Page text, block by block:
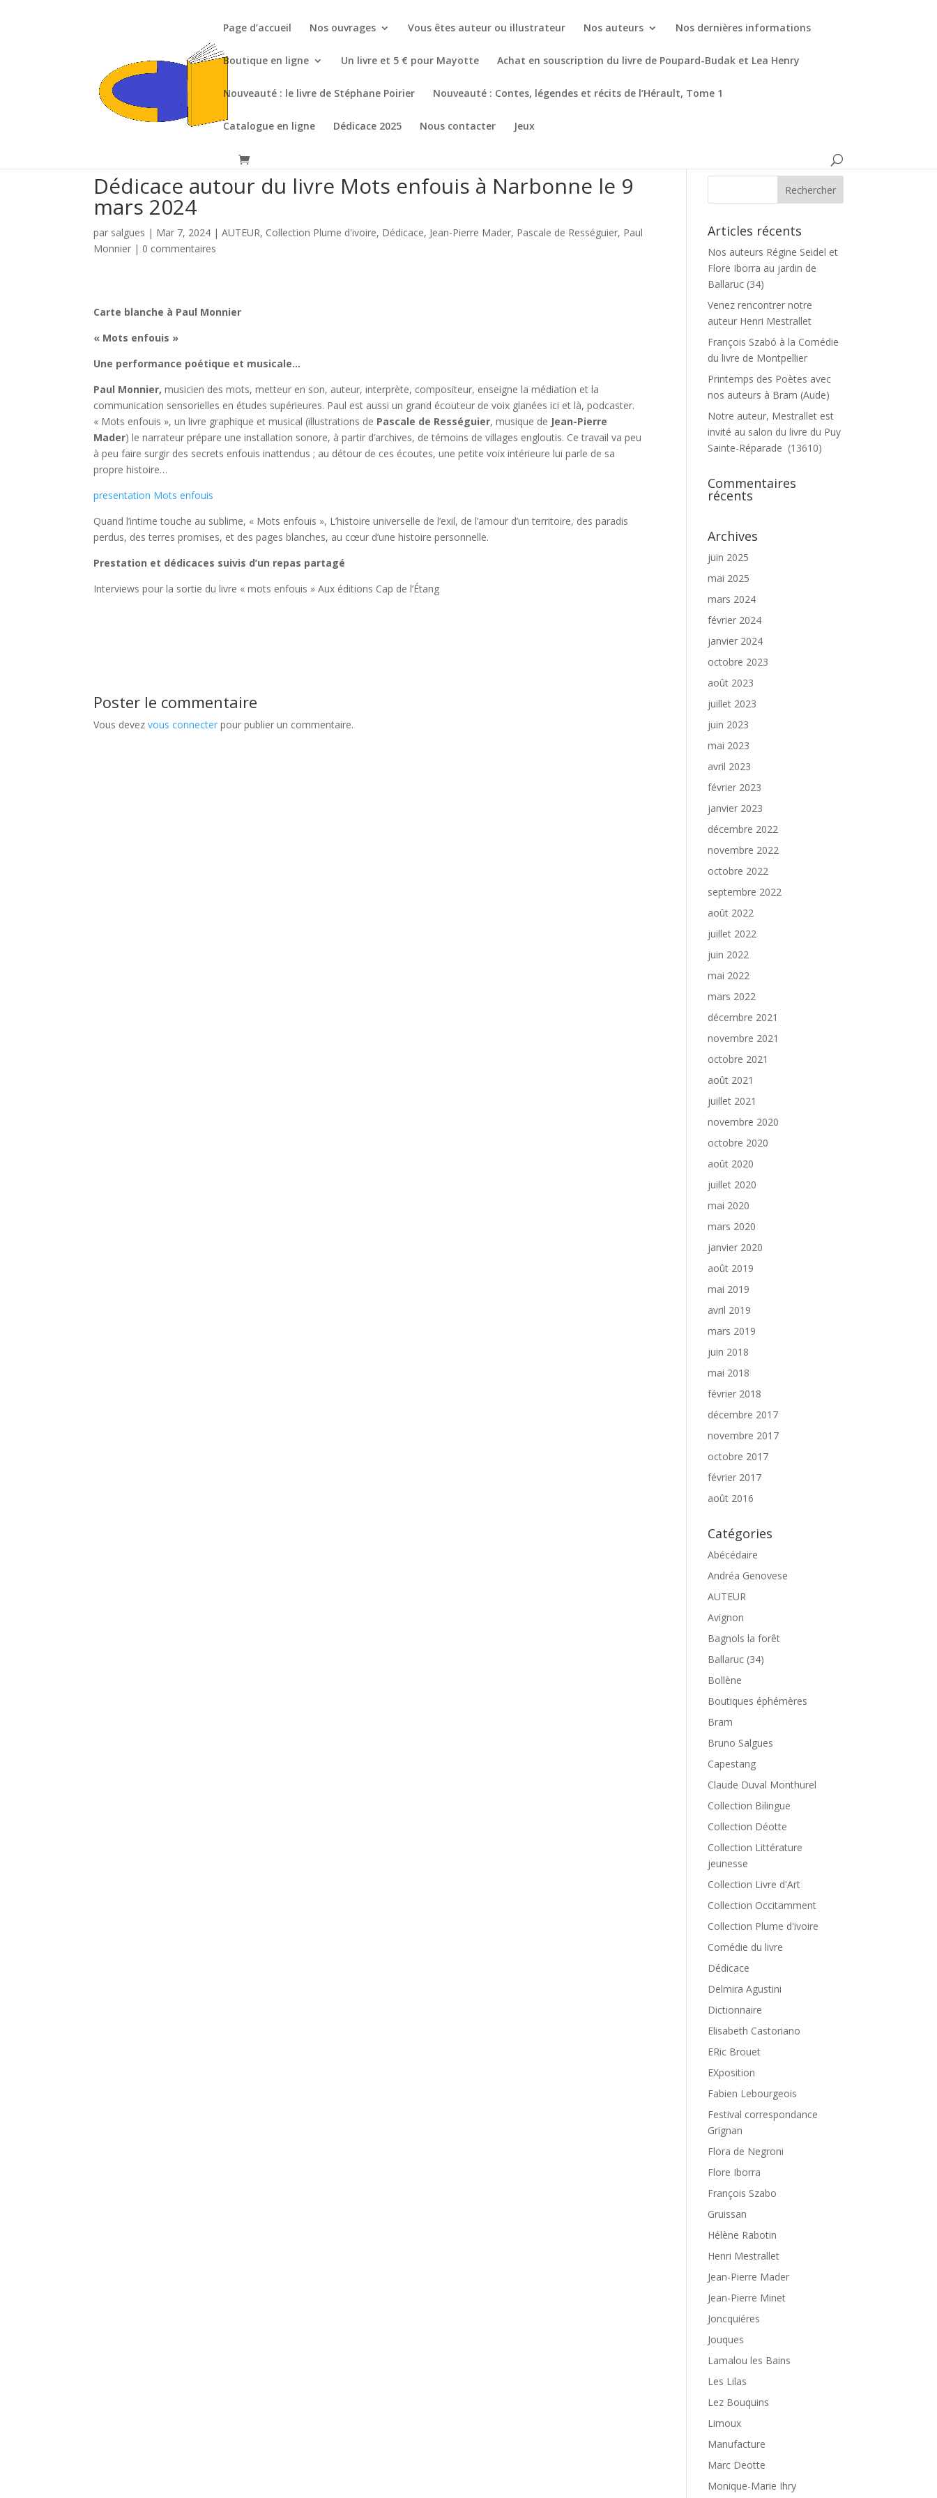
Page d’accueil Nos ouvrages Vous êtes auteur ou illustrateur Nos auteurs Nos dernières informations
Boutique en ligne Un livre et 5 € pour Mayotte Achat en souscription du livre de Poupard-Budak et Lea Henry
Nouveauté : le livre de Stéphane Poirier Nouveauté : Contes, légendes et récits de l’Hérault, Tome 1
Catalogue en ligne Dédicace 2025 Nous contacter Jeux
Dédicace autour du livre Mots enfouis à Narbonne le 9
mars 2024
par salgues | Mar 7, 2024 |AUTEUR, Collection Plume d'ivoire, Dédicace, Jean-Pierre Mader, Pascale de Rességuier, Paul
Monnier | 0 commentaires
Carte blanche à Paul Monnier
« Mots enfouis »
Une performance poétique et musicale…
Paul Monnier,musicien des mots, metteur en son, auteur, interprète, compositeur, enseigne la médiation et la
communication sensorielles en études supérieures. Paul est aussi un grand écouteur de voix glanées ici et là, podcaster.
« Mots enfouis », un livre graphique et musical (illustrations de Pascale de Rességuier, musique de Jean-Pierre
Mader) le narrateur prépare une installation sonore, à partir d’archives, de témoins de villages engloutis. Ce travail va peu
à peu faire surgir des secrets enfouis inattendus ; au détour de ces écoutes, une petite voix intérieure lui parle de sa
propre histoire…
presentation Mots enfouis
Quand l’intime touche au sublime, « Mots enfouis », L’histoire universelle de l’exil, de l’amour d’un territoire, des paradis
perdus, des terres promises, et des pages blanches, au cœur d’une histoire personnelle.
Prestation et dédicaces suivis d’un repas partagé
Interviews pour la sortie du livre « mots enfouis » Aux éditions Cap de l’Étang
Poster le commentaire
Vous devezvous connecter pour publier un commentaire.
Articles récents
Nos auteurs Régine Seidel et
Flore Iborra au jardin de
Ballaruc (34)
Venez rencontrer notre
auteur Henri Mestrallet
François Szabó à la Comédie
du livre de Montpellier
Printemps des Poètes avec
nos auteurs à Bram (Aude)
Notre auteur, Mestrallet est
invité au salon du livre du Puy
Sainte-Réparade (13610)
Commentaires
récents
Archives
juin 2025
mai 2025
mars 2024
février 2024
janvier 2024
octobre 2023
août 2023
juillet 2023
juin 2023
mai 2023
avril 2023
février 2023
janvier 2023
décembre 2022
novembre 2022
octobre 2022
septembre 2022
août 2022
juillet 2022
juin 2022
mai 2022
mars 2022
décembre 2021
novembre 2021
octobre 2021
août 2021
juillet 2021
novembre 2020
octobre 2020
août 2020
juillet 2020
mai 2020
mars 2020
janvier 2020
août 2019
mai 2019
avril 2019
mars 2019
juin 2018
mai 2018
février 2018
décembre 2017
novembre 2017
octobre 2017
février 2017
août 2016
Catégories
Abécédaire
Andréa Genovese
AUTEUR
Avignon
Bagnols la forêt
Ballaruc (34)
Bollène
Boutiques éphémères
Bram
Bruno Salgues
Capestang
Claude Duval Monthurel
Collection Bilingue
Collection Déotte
Collection Littérature
jeunesse
Collection Livre d'Art
Collection Occitamment
Collection Plume d'ivoire
Comédie du livre
Dédicace
Delmira Agustini
Dictionnaire
Elisabeth Castoriano
ERic Brouet
EXposition
Fabien Lebourgeois
Festival correspondance
Grignan
Flora de Negroni
Flore Iborra
François Szabo
Gruissan
Hélène Rabotin
Henri Mestrallet
Jean-Pierre Mader
Jean-Pierre Minet
Joncquiéres
Jouques
Lamalou les Bains
Les Lilas
Lez Bouquins
Limoux
Manufacture
Marc Deotte
Monique-Marie Ihry